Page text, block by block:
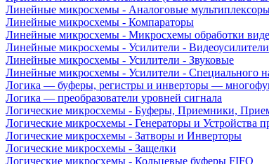
Линейные микросхемы - Аналоговые
Линейные микросхемы - Компараторы
Линейные микросхемы - Микросхемы обработки
Линейные микросхемы - Усилители -
Линейные микросхемы - Усилители - Звуковые
Линейные микросхемы - Усилители - Специального
Логика — буферы, регистры и инверторы —
Логика — преобразователи уровней сигнала
Логические микросхемы - Буферы, Приемники,
Логические микросхемы - Генераторы и Устройства
Логические микросхемы - Затворы и Инверторы
Логические микросхемы - Защелки
Логические микросхемы - Кольцевые буферы FIFO